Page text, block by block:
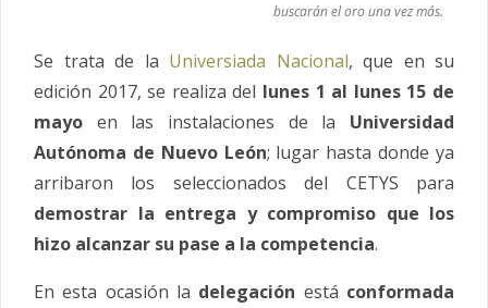
buscarán el oro una vez más.
Se trata de la Universiada Nacional, que en su
edición 2017, se realiza del lunes 1 al lunes 15 de
mayo en las instalaciones de la Universidad
Autónoma de Nuevo León; lugar hasta donde ya
arribaron los seleccionados del CETYS para
demostrar la entrega y compromiso que los
hizo alcanzar su pase a la competencia.
En esta ocasión la delegación está conformada